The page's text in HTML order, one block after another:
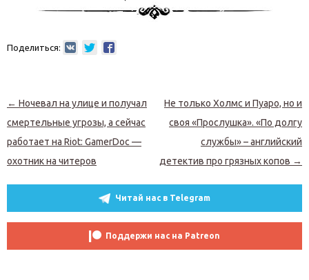
Поделиться:
Навигация по записям
← Ночевал на улице и получал
смертельные угрозы, а сейчас
работает на Riot: GamerDoc —
охотник на читеров
Не только Холмс и Пуаро, но и
своя «Прослушка». «По долгу
службы» – английский
детектив про грязных копов →
Читай нас в Telegram
Поддержи нас на Patreon